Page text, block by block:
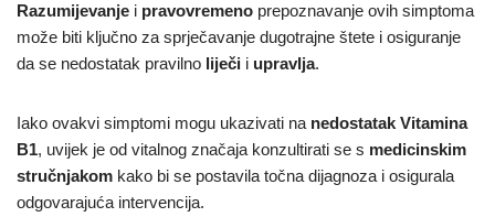
Razumijevanje i pravovremeno prepoznavanje ovih simptoma
može biti ključno za sprječavanje dugotrajne štete i osiguranje
da se nedostatak pravilno liječi i upravlja.
Iako ovakvi simptomi mogu ukazivati na nedostatak Vitamina
B1, uvijek je od vitalnog značaja konzultirati se s medicinskim
stručnjakom kako bi se postavila točna dijagnoza i osigurala
odgovarajuća intervencija.